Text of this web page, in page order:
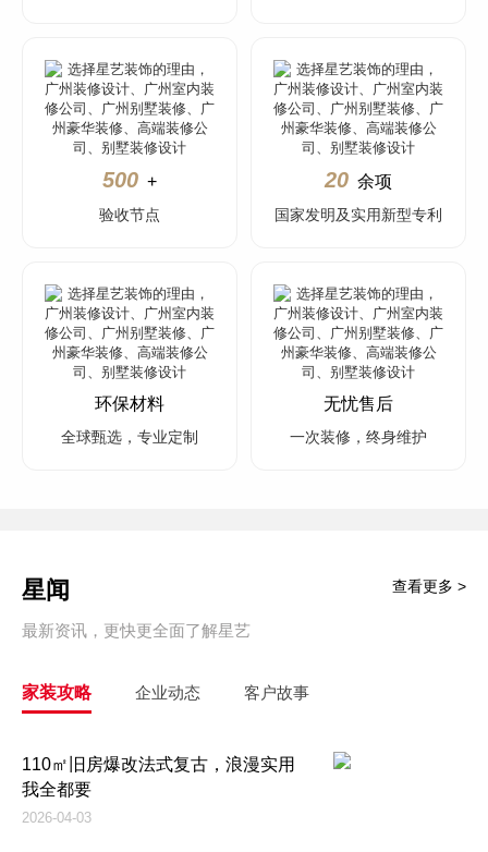
500 +
验收节点
20 余项
国家发明及实用新型专利
环保材料
全球甄选，专业定制
无忧售后
一次装修，终身维护
星闻
最新资讯，更快更全面了解星艺
查看更多 >
家装攻略 企业动态 客户故事
110㎡旧房爆改法式复古，浪漫实用
我全都要
2026-04-03